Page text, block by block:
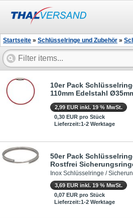
Startseite » Schlüsselringe und Zubehör »
10er Pack
110mm Edelstahl
2,99 EUR inkl. 19 % MwSt.
0,30 EUR pro Stück
Lieferzeit:1-2 Werktage
50er Pack
Rostfrei
Inox Schlüsselringe /
3,69 EUR inkl. 19 % MwSt.
0,07 EUR pro Stück
Lieferzeit:1-2 Werktage